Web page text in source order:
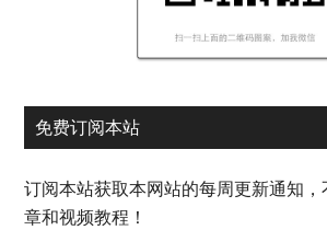
免费订阅本站
订阅本站获取本网站的每周更新通知
章和视频教程！